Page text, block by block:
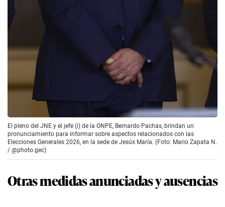
El pleno del JNE y el jefe (i) de la ONPE, Bernardo Pachas, brindan un
pronunciamiento para informar sobre aspectos relacionados con las
Elecciones Generales 2026, en la sede de Jesús María. (Foto: Mario Zapata N.
/ @photo.gec)
Otras medidas anunciadas y ausencias